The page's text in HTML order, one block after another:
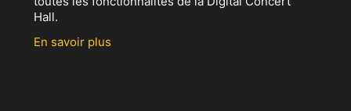
Hall.
En savoir plus